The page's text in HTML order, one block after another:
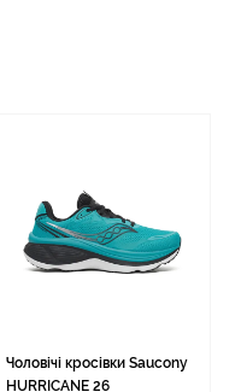
Чоловічі кросівки Saucony
HURRICANE 26